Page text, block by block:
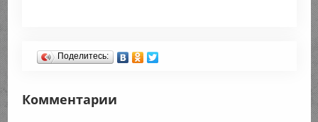
Поделитесь:
Комментарии